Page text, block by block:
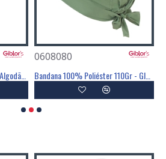
0608080